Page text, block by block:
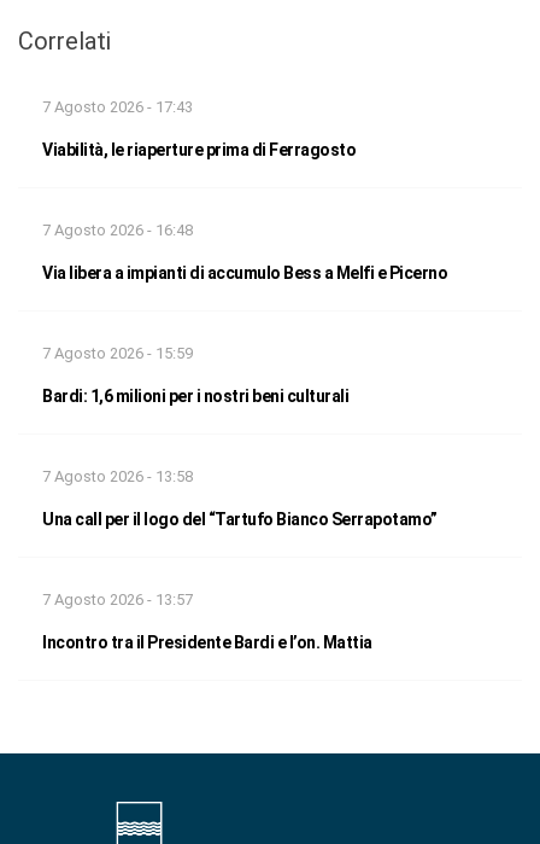
Correlati
7 Agosto 2026 - 17:43
Viabilità, le riaperture prima di Ferragosto
7 Agosto 2026 - 16:48
Via libera a impianti di accumulo Bess a Melfi e Picerno
7 Agosto 2026 - 15:59
Bardi: 1,6 milioni per i nostri beni culturali
7 Agosto 2026 - 13:58
Una call per il logo del “Tartufo Bianco Serrapotamo”
7 Agosto 2026 - 13:57
Incontro tra il Presidente Bardi e l’on. Mattia